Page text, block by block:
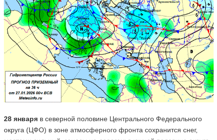
28 январяв северной половине Центрального Федерального
округа (ЦФО) в зоне атмосферного фронта сохранится снег,